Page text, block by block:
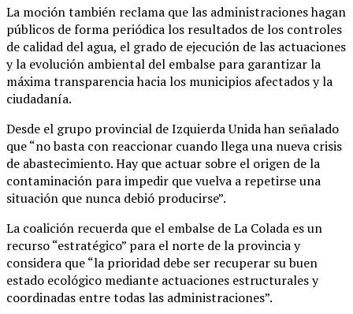
La moción también reclama que las administraciones hagan
públicos de forma periódica los resultados de los controles
de calidad del agua, el grado de ejecución de las actuaciones
y la evolución ambiental del embalse para garantizar la
máxima transparencia hacia los municipios afectados y la
ciudadanía.
Desde el grupo provincial de Izquierda Unida han señalado
que “no basta con reaccionar cuando llega una nueva crisis
de abastecimiento. Hay que actuar sobre el origen de la
contaminación para impedir que vuelva a repetirse una
situación que nunca debió producirse”.
La coalición recuerda que el embalse de La Colada es un
recurso “estratégico” para el norte de la provincia y
considera que “la prioridad debe ser recuperar su buen
estado ecológico mediante actuaciones estructurales y
coordinadas entre todas las administraciones”.